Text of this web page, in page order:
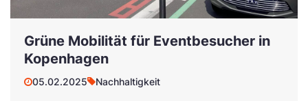
Grüne Mobilität für Eventbesucher in
Kopenhagen
05.02.2025 Nachhaltigkeit